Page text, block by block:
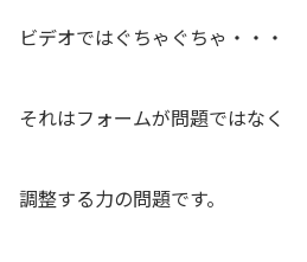
ビデオではぐちゃぐちゃ・・・
それはフォームが問題ではなく
調整する力の問題です。